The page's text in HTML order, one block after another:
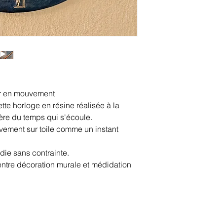
en mouvement
horloge en résine réalisée à la
du temps qui s'écoule.
sur toile comme un instant
sans contrainte.
décoration murale et médidation